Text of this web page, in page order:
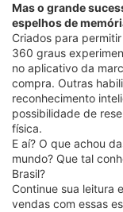
Mas o grande
espelhos de
Criados para
360 graus
no aplicativo da
compra. Outras
reconhecimento
possibilidade de
física.
E aí? O que achou
mundo? Que tal
Brasil?
Continue sua leitura
vendas com essas